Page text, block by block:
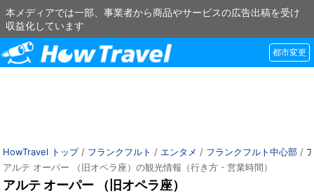
本メディアでは一部、事業者から商品やサービスの広告出稿を受け
収益化しています
都市変更
HowTravel トップ/ フランクフルト / エンタメ / フランクフルト中心部 /
アルテ オーパー （旧オペラ座）の観光情報（行き方・営業時間）
アルテ オーパー （旧オペラ座）